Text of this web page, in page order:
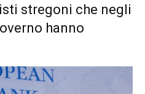
stregoni che negli
hanno